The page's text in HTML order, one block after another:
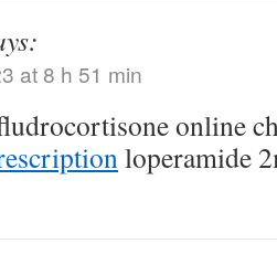
at 8 h 51 min
online
loperamide